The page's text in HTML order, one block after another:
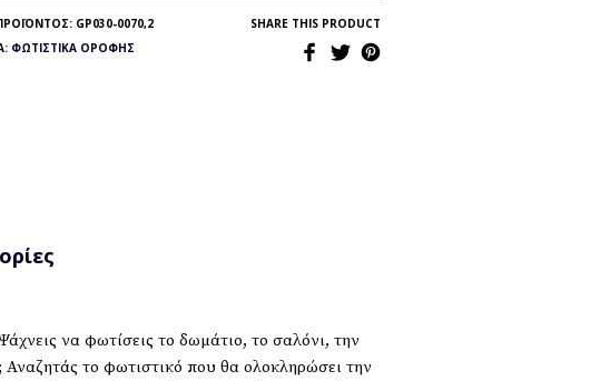
GP030-0070,2
ΦΩΤΙΣΤΙΚΆ ΟΡΟΦΉΣ
SHARE THIS PRODUCT
να φωτίσεις το δωμάτιο, το σαλόνι, την
το φωτιστικό που θα ολοκληρώσει την